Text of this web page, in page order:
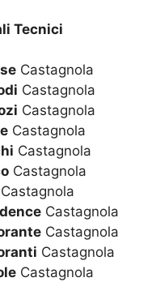
Tecnici
Castagnola
Castagnola
Castagnola
Castagnola
Castagnola
Castagnola
Castagnola
Castagnola
Castagnola
Castagnola
Castagnola